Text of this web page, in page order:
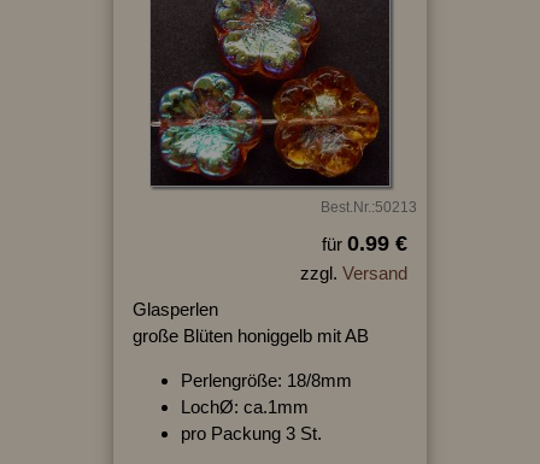
Best.Nr.:50213
für 0.99 €
zzgl. Versand
Glasperlen
große Blüten honiggelb mit AB
Perlengröße: 18/8mm
LochØ: ca.1mm
pro Packung 3 St.